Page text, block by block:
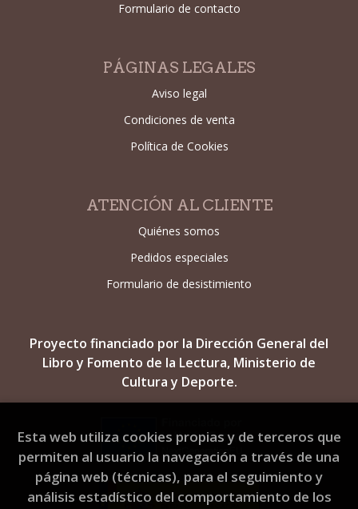
Formulario de contacto
PÁGINAS LEGALES
Aviso legal
Condiciones de venta
Política de Cookies
ATENCIÓN AL CLIENTE
Quiénes somos
Pedidos especiales
Formulario de desistimiento
Proyecto financiado por la Dirección General del
Libro y Fomento de la Lectura, Ministerio de
Cultura y Deporte.
Esta web utiliza cookies propias y de terceros que
permiten al usuario la navegación a través de una
página web (técnicas), para el seguimiento y
análisis estadístico del comportamiento de los